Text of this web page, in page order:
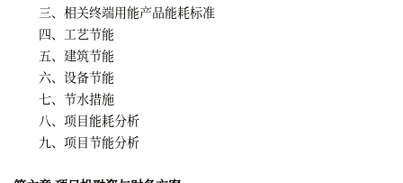
三、相关终端用能产品能耗标准
四、工艺节能
五、建筑节能
六、设备节能
七、节水措施
八、项目能耗分析
九、项目节能分析